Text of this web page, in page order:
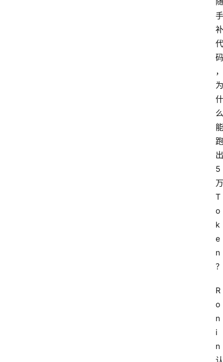
手
补
代
码
，
为
什
么
能
跑
出
5
万
T
o
k
e
n
？
R
o
n
i
n
认